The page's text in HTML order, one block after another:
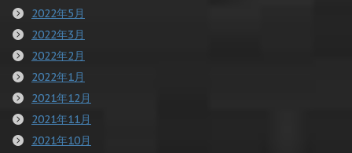
2022年5月
2022年3月
2022年2月
2022年1月
2021年12月
2021年11月
2021年10月